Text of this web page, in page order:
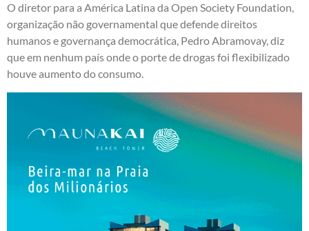
O diretor para a América Latina da Open Society Foundation,
organização não governamental que defende direitos
humanos e governança democrática, Pedro Abramovay, diz
que em nenhum país onde o porte de drogas foi flexibilizado
houve aumento do consumo.